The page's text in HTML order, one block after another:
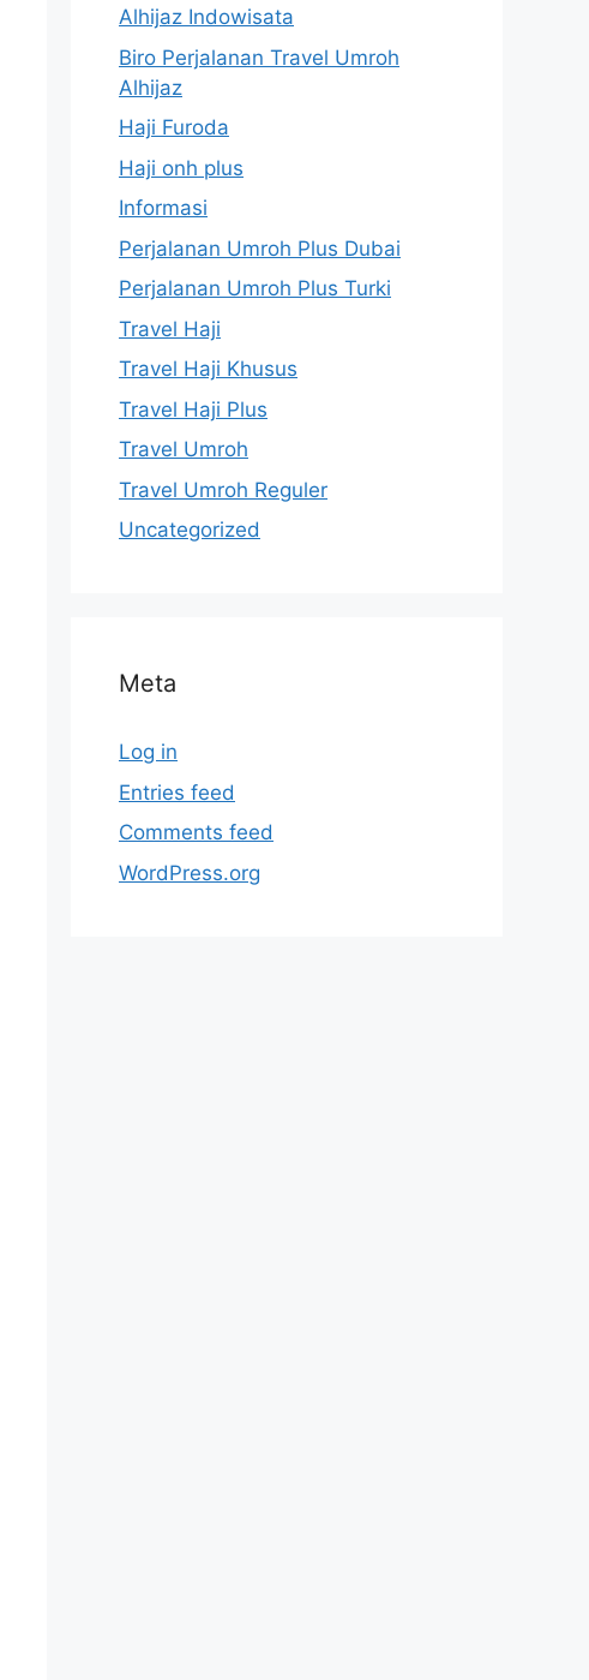
Alhijaz Indowisata
Biro Perjalanan Travel Umroh
Alhijaz
Haji Furoda
Haji onh plus
Informasi
Perjalanan Umroh Plus Dubai
Perjalanan Umroh Plus Turki
Travel Haji
Travel Haji Khusus
Travel Haji Plus
Travel Umroh
Travel Umroh Reguler
Uncategorized
Meta
Log in
Entries feed
Comments feed
WordPress.org